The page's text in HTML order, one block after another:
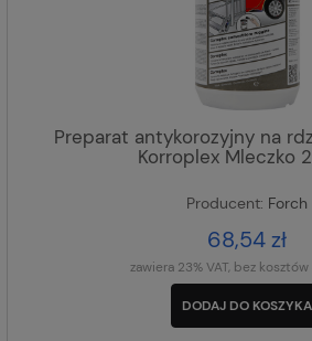
Preparat antykorozyjny na
Korroplex Mleczko
Producent: Forch
68,54 zł
zawiera 23% VAT, bez
DODAJ DO KOSZYKA